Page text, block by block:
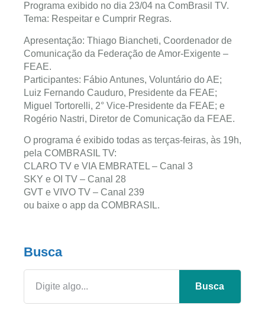
Programa exibido no dia 23/04 na ComBrasil TV.
Tema: Respeitar e Cumprir Regras.
Apresentação: Thiago Biancheti, Coordenador de
Comunicação da Federação de Amor-Exigente –
FEAE.
Participantes: Fábio Antunes, Voluntário do AE;
Luiz Fernando Cauduro, Presidente da FEAE;
Miguel Tortorelli, 2° Vice-Presidente da FEAE; e
Rogério Nastri, Diretor de Comunicação da FEAE.
O programa é exibido todas as terças-feiras, às 19h,
pela COMBRASIL TV:
CLARO TV e VIA EMBRATEL – Canal 3
SKY e OI TV – Canal 28
GVT e VIVO TV – Canal 239
ou baixe o app da COMBRASIL.
Busca
Busca